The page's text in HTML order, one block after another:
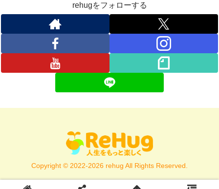
rehugをフォローする
Copyright © 2022-2026 rehug All Rights Reserved.